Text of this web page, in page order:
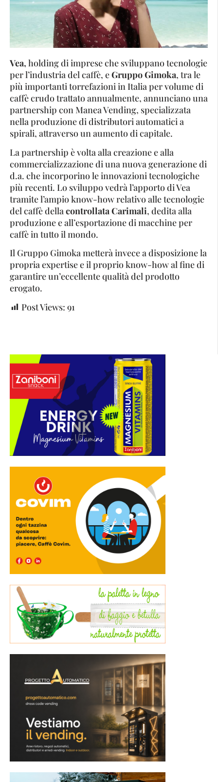
Vea, holding di imprese che sviluppano tecnologie
per l’industria del caffè, eGruppo Gimoka, tra le
più importanti torrefazioni in Italia per volume di
caffè crudo trattato annualmente, annunciano una
partnership con Manea Vending, specializzata
nella produzione di distributori automatici a
spirali, attraverso un aumento di capitale.
La partnership è volta alla creazione e alla
commercializzazione di una nuova generazione di
d.a. che incorporino le innovazioni tecnologiche
più recenti. Lo sviluppo vedrà l’apporto di Vea
tramite l’ampio know-how relativo alle tecnologie
del caffè dellacontrollata Carimali, dedita alla
produzione e all’esportazione di macchine per
caffè in tutto il mondo.
Il Gruppo Gimoka metterà invece a disposizione la
propria expertise e il proprio know-how al fine di
garantire un’eccellente qualità del prodotto
erogato.
Post Views: 91